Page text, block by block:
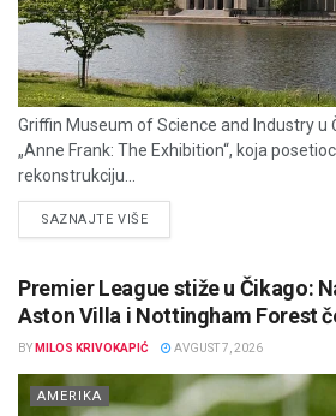
Griffin Museum of Science and Industry u
„Anne Frank: The Exhibition“, koja
rekonstrukciju...
SAZNAJTE VIŠEDETAILS
Premier League stiže u Čikago:
Aston Villa i Nottingham Forest
BY MILOS KRIVOKAPIĆ AVGUST 7, 2026
AMERIKA